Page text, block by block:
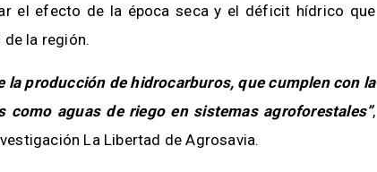
el efecto de la época seca y el déficit hídrico que
la región.
la producción de hidrocarburos, que cumplen con la
aguas de riego en sistemas agroforestales”,
La Libertad de Agrosavia.